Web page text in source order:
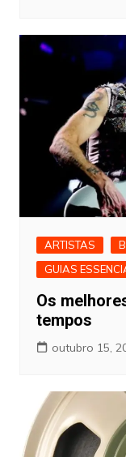
ARTISTAS
GUIAS
Os
tempos
outubro 15,